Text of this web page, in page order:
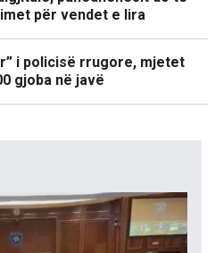
për vendet e lira
i policisë rrugore, mjetet
gjoba në javë